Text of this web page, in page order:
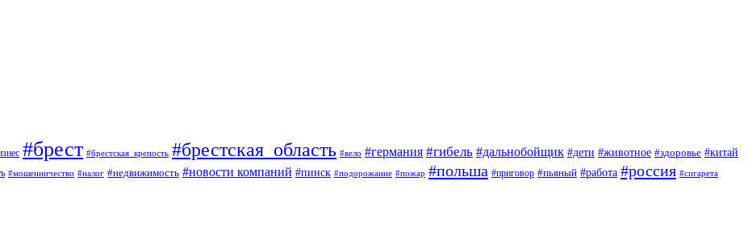
#брест #брестская_крепость #брестская_область #вело #германия #гибель #дальнобойщик #дети #животное #здоровье #китай
#мошенничество #налог #недвижимость #новости компаний #пинск #подорожание #пожар #польша #приговор #пьяный #работа #россия #сигарета